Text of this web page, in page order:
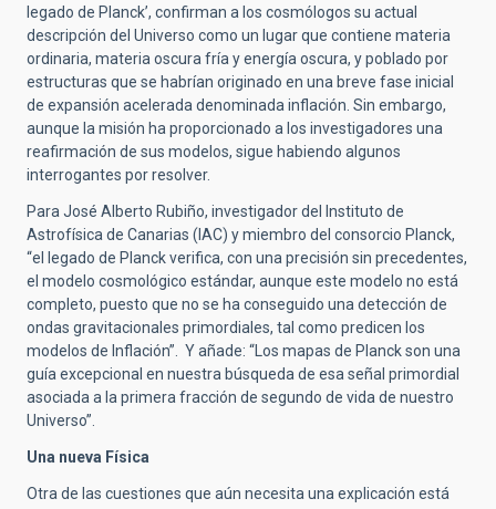
legado de Planck’, confirman a los cosmólogos su actual
descripción del Universo como un lugar que contiene materia
ordinaria, materia oscura fría y energía oscura, y poblado por
estructuras que se habrían originado en una breve fase inicial
de expansión acelerada denominada inflación. Sin embargo,
aunque la misión ha proporcionado a los investigadores una
reafirmación de sus modelos, sigue habiendo algunos
interrogantes por resolver.
Para José Alberto Rubiño, investigador del Instituto de
Astrofísica de Canarias (IAC) y miembro del consorcio Planck,
“el legado de Planck verifica, con una precisión sin precedentes,
el modelo cosmológico estándar, aunque este modelo no está
completo, puesto que no se ha conseguido una detección de
ondas gravitacionales primordiales, tal como predicen los
modelos de Inflación”. Y añade: “Los mapas de Planck son una
guía excepcional en nuestra búsqueda de esa señal primordial
asociada a la primera fracción de segundo de vida de nuestro
Universo”.
Una nueva Física
Otra de las cuestiones que aún necesita una explicación está